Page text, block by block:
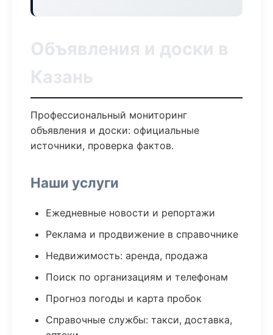
Объявления и доски в
Казань
Профессиональный мониторинг
объявления и доски: официальные
источники, проверка фактов.
Наши услуги
Ежедневные новости и репортажи
Реклама и продвижение в справочнике
Недвижимость: аренда, продажа
Поиск по организациям и телефонам
Прогноз погоды и карта пробок
Справочные службы: такси, доставка,